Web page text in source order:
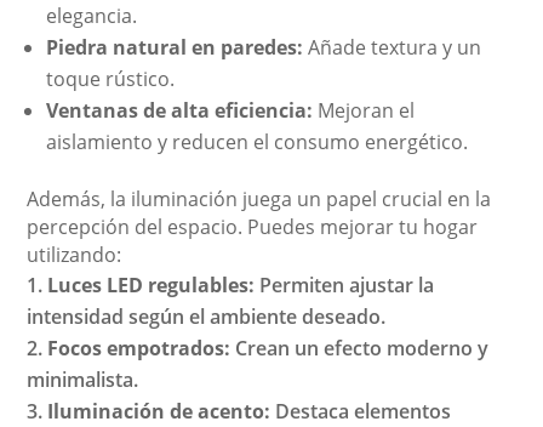
elegancia.
Piedra natural en paredes: Añade textura y un
toque rústico.
Ventanas de alta eficiencia: Mejoran el
aislamiento y reducen el consumo energético.
Además, la iluminación juega un papel crucial en la
percepción del espacio. Puedes mejorar tu hogar
utilizando:
Luces LED regulables: Permiten ajustar la
intensidad según el ambiente deseado.
Focos empotrados: Crean un efecto moderno y
minimalista.
Iluminación de acento: Destaca elementos